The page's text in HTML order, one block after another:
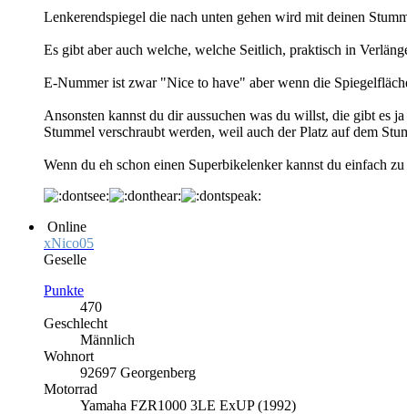
Lenkerendspiegel die nach unten gehen wird mit deinen
Es gibt aber auch welche, welche Seitlich, praktisch in
E-Nummer ist zwar "Nice to have" aber wenn die
Ansonsten kannst du dir aussuchen was du willst, die gibt es
Stummel verschraubt werden, weil auch der Platz auf dem
Wenn du eh schon einen Superbikelenker kannst du einfach
Online
xNico05
Geselle
Punkte
470
Geschlecht
Männlich
Wohnort
92697 Georgenberg
Motorrad
Yamaha FZR1000 3LE ExUP (1992)